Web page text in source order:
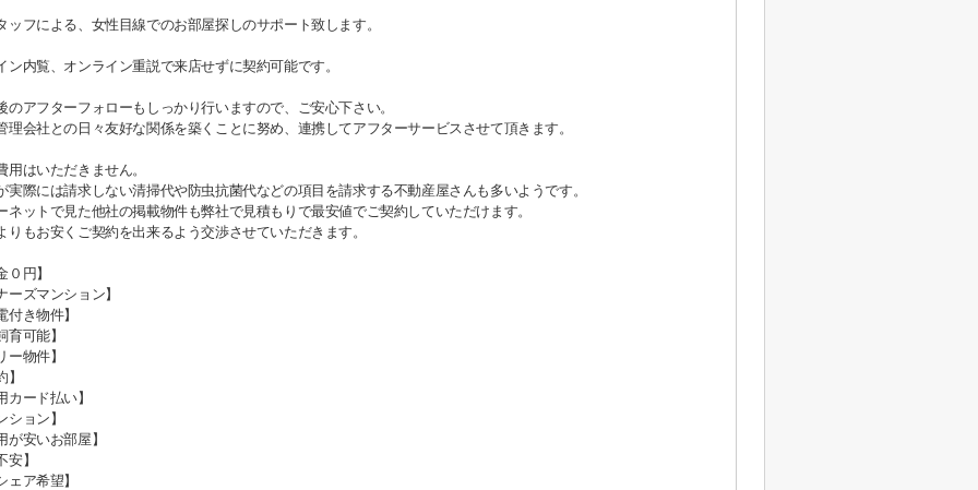
フによる、女性目線でのお部屋探しのサポート致します。
内覧、オンライン重説で来店せずに契約可能です。
アフターフォローもしっかり行いますので、ご安心下さい。
理会社との日々友好な関係を築くことに努め、連携してアフターサービスさせて頂きます。
はいただきません。
実際には請求しない清掃代や防虫抗菌代などの項目を請求する不動産屋さんも多いようです。
ネットで見た他社の掲載物件も弊社で見積もりで最安値でご契約していただけます。
りもお安くご契約を出来るよう交渉させていただきます。
０円】
ーズマンション】
付き物件】
育可能】
ー物件】
】
カード払い】
ション】
が安いお部屋】
安】
ェア希望】